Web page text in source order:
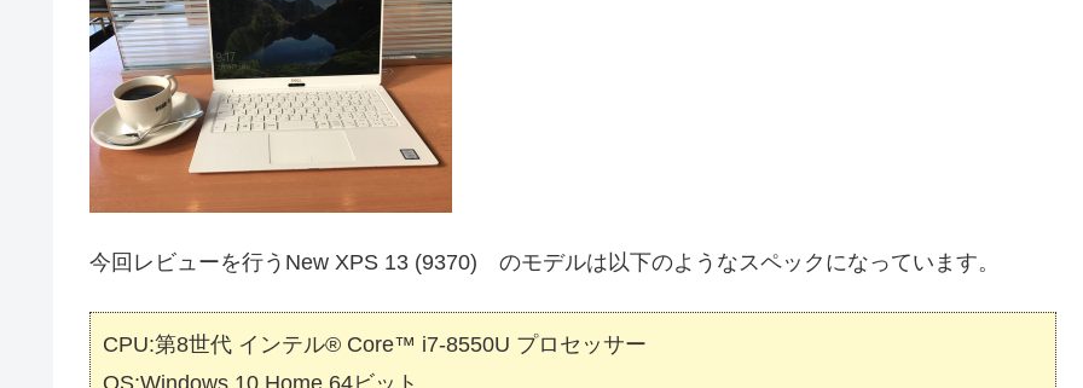
今回レビューを行うNew XPS 13 (9370) のモデルは以下のようなスペックになっています。
CPU:第8世代 インテル® Core™ i7-8550U プロセッサー
OS:Windows 10 Home 64ビット